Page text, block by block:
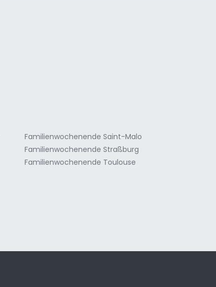
Familienwochenende Saint-Malo
Familienwochenende Straßburg
Familienwochenende Toulouse